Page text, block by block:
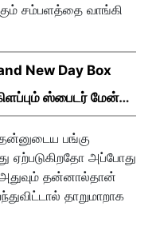
சம்பளத்தை வாங்கி
New Day Box
ஸ்பைடர் மேன்
பங்கு
ஏற்படுகிறதோ அப்போது
அதுவும் தன்னால்தான்
தாறுமாறாக